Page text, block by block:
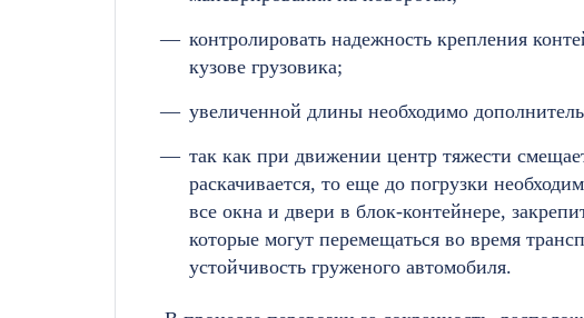
контролировать надежность крепления
кузове грузовика;
увеличенной длины необходимо
так как при движении центр тяжести
раскачивается, то еще до погрузки
все окна и двери в блок-контейнере,
которые могут перемещаться во время
устойчивость груженого автомобиля.